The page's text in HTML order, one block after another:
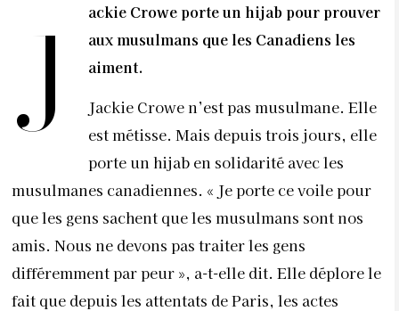
J
ackie Crowe porte un hijab pour prouver
aux musulmans que les Canadiens les
aiment.
Jackie Crowe n’est pas musulmane. Elle
est métisse. Mais depuis trois jours, elle
porte un hijab en solidarité avec les
musulmanes canadiennes. « Je porte ce voile pour
que les gens sachent que les musulmans sont nos
amis. Nous ne devons pas traiter les gens
différemment par peur », a-t-elle dit. Elle déplore le
fait que depuis les attentats de Paris, les actes